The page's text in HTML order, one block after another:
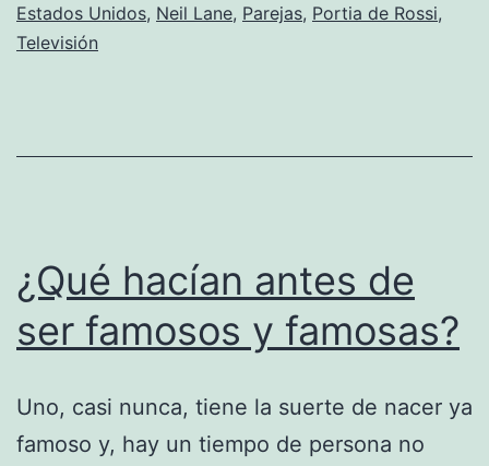
Estados Unidos, Neil Lane, Parejas, Portia de Rossi,
Televisión
¿Qué hacían antes de
ser famosos y famosas?
Uno, casi nunca, tiene la suerte de nacer ya
famoso y, hay un tiempo de persona no